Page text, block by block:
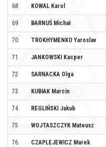
68 KOWAL Karol
69 BARNUŚ Michał
70 TROKHYMENKO Yaroslav
71 JANKOWSKI Kacper
72 SARNACKA Olga
73 KUBIAK Marcin
74 REGLIŃSKI Jakub
75 WOJTASZCZYK Mateusz
76 CZAPLEJEWICZ Marek